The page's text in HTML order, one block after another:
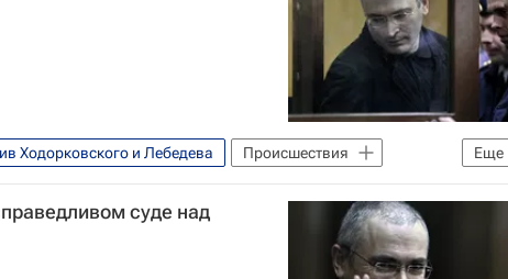
Еще
Ходорковского и Лебедева
Происшествия
и Лебедеву
суде над